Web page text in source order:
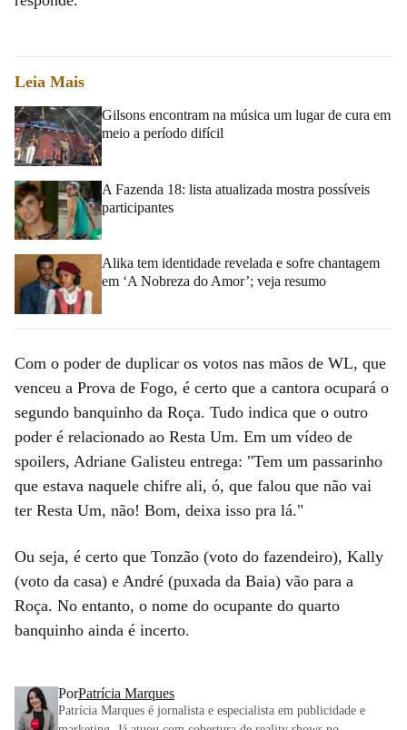
Leia Mais
Gilsons encontram na música um lugar de cura em
meio a período difícil
A Fazenda 18: lista atualizada mostra possíveis
participantes
Alika tem identidade revelada e sofre chantagem
em ‘A Nobreza do Amor’; veja resumo
Com o poder de duplicar os votos nas mãos de WL, que
venceu a Prova de Fogo, é certo que a cantora ocupará o
segundo banquinho da Roça. Tudo indica que o outro
poder é relacionado ao Resta Um. Em um vídeo de
spoilers, Adriane Galisteu entrega: "Tem um passarinho
que estava naquele chifre ali, ó, que falou que não vai
ter Resta Um, não! Bom, deixa isso pra lá."
Ou seja, é certo que Tonzão (voto do fazendeiro), Kally
(voto da casa) e André (puxada da Baia) vão para a
Roça. No entanto, o nome do ocupante do quarto
banquinho ainda é incerto.
PorPatrícia Marques
Patrícia Marques é jornalista e especialista em publicidade e